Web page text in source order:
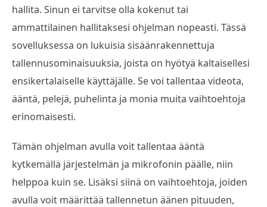
hallita. Sinun ei tarvitse olla kokenut tai
ammattilainen hallitaksesi ohjelman nopeasti. Tässä
sovelluksessa on lukuisia sisäänrakennettuja
tallennusominaisuuksia, joista on hyötyä kaltaisellesi
ensikertalaiselle käyttäjälle. Se voi tallentaa videota,
ääntä, pelejä, puhelinta ja monia muita vaihtoehtoja
erinomaisesti.
Tämän ohjelman avulla voit tallentaa ääntä
kytkemällä järjestelmän ja mikrofonin päälle, niin
helppoa kuin se. Lisäksi siinä on vaihtoehtoja, joiden
avulla voit määrittää tallennetun äänen pituuden,